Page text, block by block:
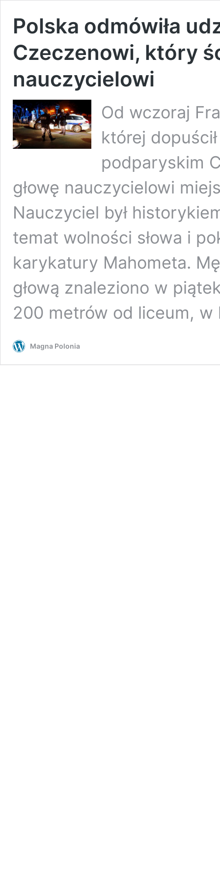
Polska odmówiła
Czeczenowi, który
nauczycielowi
Od wczoraj
której
podparyskim
głowę nauczycielowi
Nauczyciel był
temat wolności słowa i
karykatury Mahometa.
głową znaleziono w
200 metrów od liceum,
Magna Polonia